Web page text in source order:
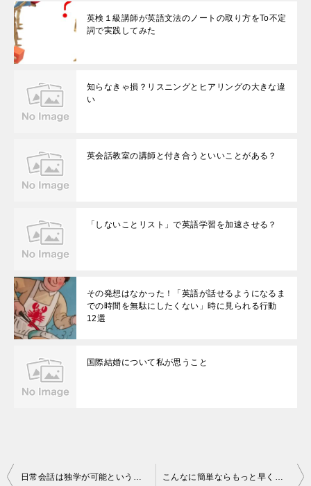
英検１級講師が英語文法のノートの取り方をTo不定
詞で実践してみた
知らなきゃ損？リスニングとヒアリングの大きな違
い
英会話教室の講師と付き合うといいことがある？
「しないことリスト」で英語学習を加速させる？
その発想はなかった！「英語が話せるようになるま
での時間を無駄にしたくない」時に見られる行動
12選
国際結婚について私が思うこと
投 日常会話は独学が可能ということがわかる本おすすめ一選 こんなに簡単ならもっと早く始めればよかった…日常会話ができるようになるには